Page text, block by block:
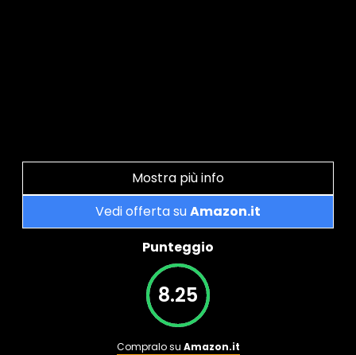
Mostra più info
Vedi offerta suAmazon.it
Punteggio
8.25
Compralo su Amazon.it